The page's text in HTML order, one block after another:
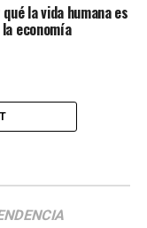
la vida humana es
economía